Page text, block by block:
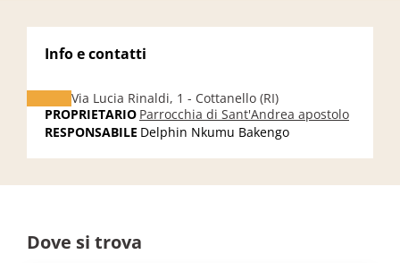
Info e contatti
Via Lucia Rinaldi, 1 - Cottanello (RI)
PROPRIETARIO Parrocchia di Sant'Andrea apostolo
RESPONSABILE Delphin Nkumu Bakengo
Dove si trova